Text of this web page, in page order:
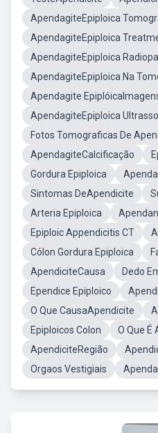
ApendagiteEpiploica
ApendagiteEpiploica
ApendagiteEpiploica
ApendagiteEpiploica Na
Apendagite
ApendagiteEpiploica
Fotos Tomograficas De
ApendagiteCalcificação
Gordura Epiploica
Sintomas DeApendicite
Arteria Epiploica
Epiploic Appendicitis CT
Cólon Gordura Epiploica
ApendiciteCausa
Dedo
Ependice Epiploico
O Que CausaApendicite
Epiploicos Colon
O Que É
ApendiciteRegião
Orgaos Vestigiais